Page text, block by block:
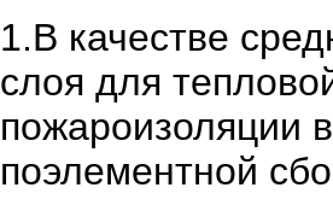
1.В качестве
слоя для
пожароизоляции
поэлементной